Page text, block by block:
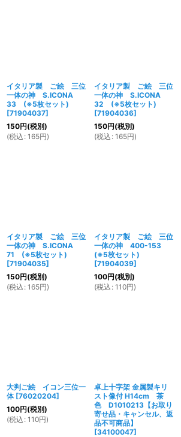
イタリア製 ご絵 三位
一体の神 S.ICONA
33 (※5枚セット)
[71904037]
150円(税別)
(税込 : 165円)
イタリア製 ご絵 三位
一体の神 S.ICONA
32 (※5枚セット)
[71904036]
150円(税別)
(税込 : 165円)
イタリア製 ご絵 三位
一体の神 S.ICONA
71 (※5枚セット)
[71904035]
150円(税別)
(税込 : 165円)
イタリア製 ご絵 三位
一体の神 400-153
(※5枚セット)
[71904039]
100円(税別)
(税込 : 110円)
大判ご絵 イコン三位一
体 [76020204]
100円(税別)
(税込 : 110円)
卓上十字架 金属製キリ
スト像付 H14cm 茶
色 D1010213【お取り
寄せ品・キャンセル、返
品不可商品】
[34100047]